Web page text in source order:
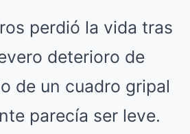
perdió la vida tras
deterioro de
de un cuadro gripal
parecía ser leve.